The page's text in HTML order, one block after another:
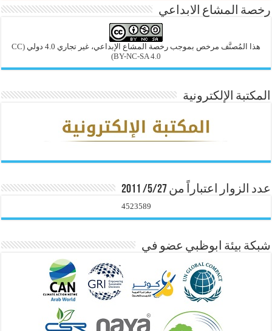
رخصة المشاع الابداعي
هذا المُصنَّف مرخص بموجب رخصة المشاع الإبداعي، غير تجاري 4.0 دولي
(CC
BY-NC-SA 4.0)
المكتبة الإلكترونية
عدد الزوار اعتباراً من 5/27/ 2011
4523589
شبكة بيئة ابوظبي عضو في